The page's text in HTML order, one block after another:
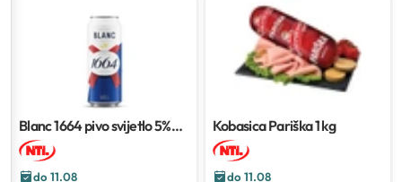
Blanc 1664 pivo svijetlo 5%
alk.2 l (4 x 500 ml)
do 11.08
Kobasica Pariška1 kg
do 11.08